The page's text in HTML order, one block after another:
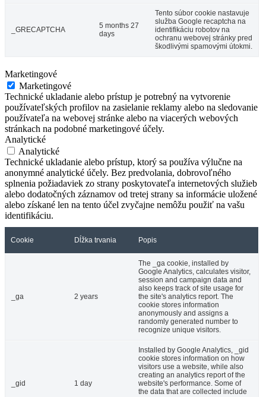
_GRECAPTCHA
5 months 27
days
Tento súbor cookie nastavuje
služba Google recaptcha na
identifikáciu robotov na
ochranu webovej stránky pred
škodlivými spamovými útokmi.
Marketingové
Marketingové
Technické ukladanie alebo prístup je potrebný na vytvorenie
používateľských profilov na zasielanie reklamy alebo na sledovanie
používateľa na webovej stránke alebo na viacerých webových
stránkach na podobné marketingové účely.
Analytické
Analytické
Technické ukladanie alebo prístup, ktorý sa používa výlučne na
anonymné analytické účely. Bez predvolania, dobrovoľného
splnenia požiadaviek zo strany poskytovateľa internetových služieb
alebo dodatočných záznamov od tretej strany sa informácie uložené
alebo získané len na tento účel zvyčajne nemôžu použiť na vašu
identifikáciu.
Cookie Dĺžka trvania Popis
_ga 2 years
The _ga cookie, installed by
Google Analytics, calculates visitor,
session and campaign data and
also keeps track of site usage for
the site's analytics report. The
cookie stores information
anonymously and assigns a
randomly generated number to
recognize unique visitors.
_gid 1 day
Installed by Google Analytics, _gid
cookie stores information on how
visitors use a website, while also
creating an analytics report of the
website's performance. Some of
the data that are collected include